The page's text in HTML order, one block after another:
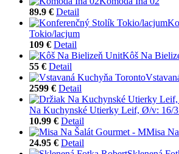
89.9 € Detail
Tokio/lacjum
109 € Detail
Kôš Na
55 € Detail
2599 € Detail
Na Kuchynské Utierky Leif, Ø/v: 16/
10.99 € Detail
Misa
24.95 € Detail